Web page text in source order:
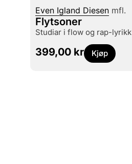
Even Igland Diesenmfl.
Flytsoner
studiar i flow og rap-lyrikk
399,00 kr Kjøp